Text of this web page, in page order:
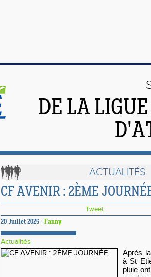
DE LA
ACTUALITÉS
CF AVENIR : 2ÈME
Tweet
20 Juillet 2025 - Fanny
Actualités
Après
à St
pluie